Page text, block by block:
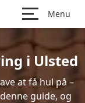
Menu
i Ulsted
at få hul på –
guide, og